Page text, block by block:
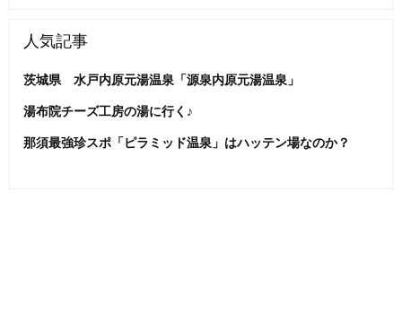
人気記事
茨城県 水戸内原元湯温泉「源泉内原元湯温泉」
湯布院チーズ工房の湯に行く♪
那須最強珍スポ「ピラミッド温泉」はハッテン場なのか？